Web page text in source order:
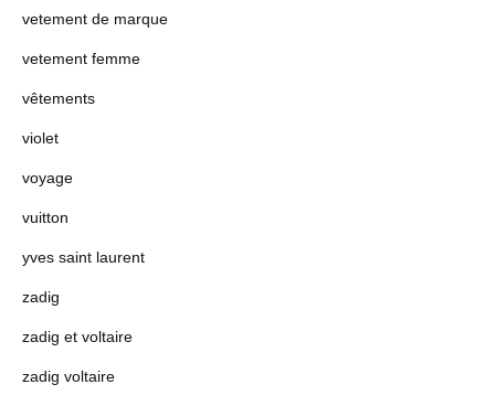
vetement de marque
vetement femme
vêtements
violet
voyage
vuitton
yves saint laurent
zadig
zadig et voltaire
zadig voltaire